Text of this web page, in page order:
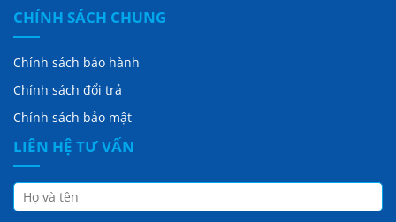
CHÍNH SÁCH CHUNG
Chính sách bảo hành
Chính sách đổi trả
Chính sách bảo mật
LIÊN HỆ TƯ VẤN